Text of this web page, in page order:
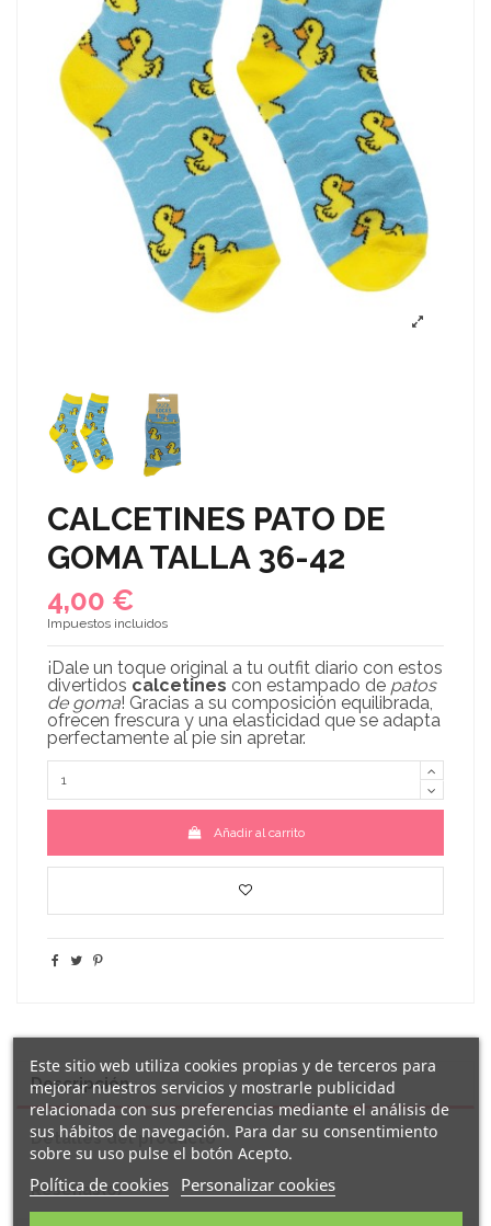
CALCETINES PATO DE
GOMA TALLA 36-42
4,00 €
Impuestos incluidos
¡Dale un toque original a tu outfit diario con estos
divertidos calcetines con estampado de patos
de goma! Gracias a su composición equilibrada,
ofrecen frescura y una elasticidad que se adapta
perfectamente al pie sin apretar.
Añadir al carrito
Descripción
Detalles del producto
Reseñas(0)
Este sitio web utiliza cookies propias y de terceros para
mejorar nuestros servicios y mostrarle publicidad
relacionada con sus preferencias mediante el análisis de
sus hábitos de navegación. Para dar su consentimiento
sobre su uso pulse el botón Acepto.
Política de cookies Personalizar cookies